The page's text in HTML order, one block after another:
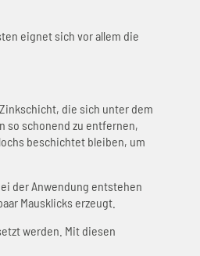
eignet sich vor allem die
die sich unter dem
so schonend zu entfernen,
beschichtet bleiben, um
der Anwendung entstehen
Mausklicks erzeugt.
werden. Mit diesen